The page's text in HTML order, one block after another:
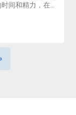
间和精力，在实